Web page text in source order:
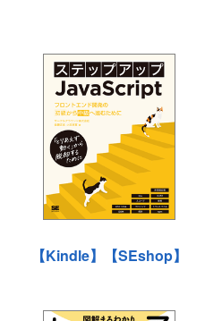
【Kindle】 【SEshop】